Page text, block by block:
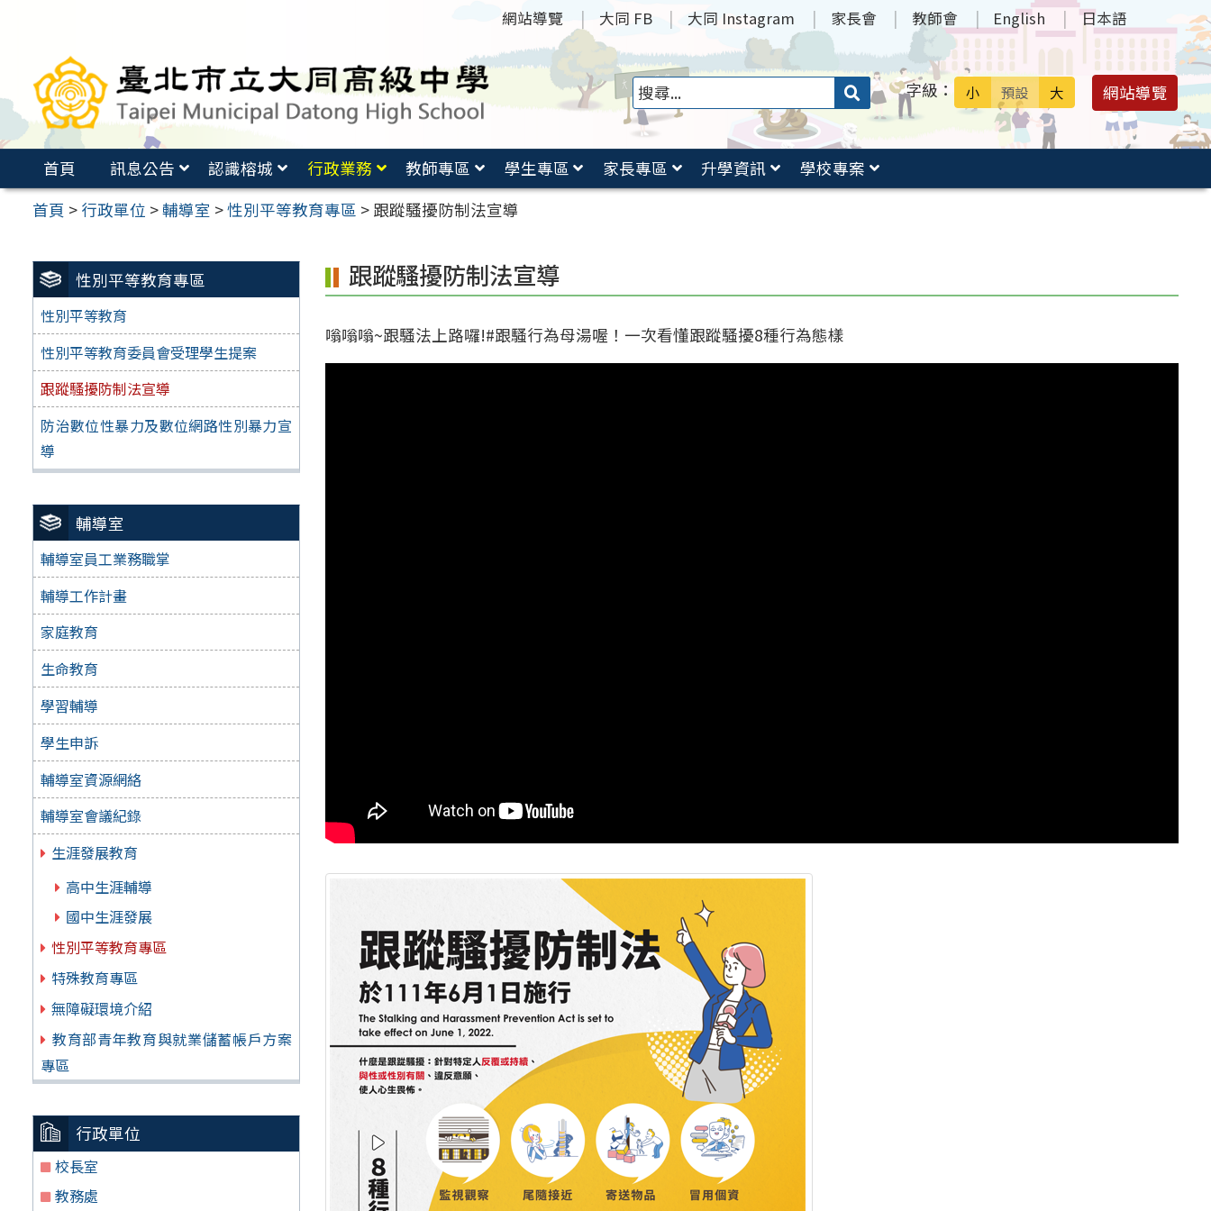
要
容
網站導覽 大同 FB 大同 Instagram 家長會 教師會 English 日本語
搜
送出 字級： 小 預設 大 網站導覽
首頁 訊息公告 認識榕城 行政業務 教師專區 學生專區 家長專區 升學資訊
學校專案
首頁 > 行政單位 >輔導室 >性別平等教育專區 > 跟蹤騷擾防制法宣導
性別平等教育專區
性別平等教育
性別平等教育委員會受理學生提案
跟蹤騷擾防制法宣導
防治數位性暴力及數位網路性別暴力宣
導
輔導室
輔導室員工業務職掌
輔導工作計畫
家庭教育
生命教育
學習輔導
學生申訴
輔導室資源網絡
輔導室會議紀錄
生涯發展教育
高中生涯輔導
國中生涯發展
性別平等教育專區
特殊教育專區
無障礙環境介紹
教育部青年教育與就業儲蓄帳戶方案
專區
行政單位
校長室
教務處
跟蹤騷擾防制法宣導
嗡嗡嗡~跟騷法上路囉!#跟騷行為母湯喔！一次看懂跟蹤騷擾8種行為態樣